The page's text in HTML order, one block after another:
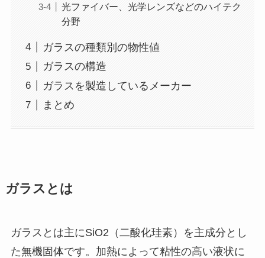
光ファイバー、光学レンズなどのハイテク
分野
ガラスの種類別の物性値
ガラスの構造
ガラスを製造しているメーカー
まとめ
ガラスとは
ガラスとは主にSiO2（二酸化珪素）を主成分とし
た無機固体です。加熱によって粘性の高い液状に